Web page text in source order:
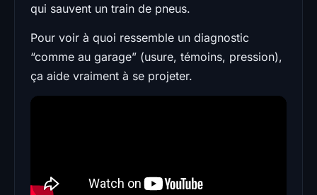
qui sauvent un train de pneus.
Pour voir à quoi ressemble un diagnostic
“comme au garage” (usure, témoins, pression),
ça aide vraiment à se projeter.